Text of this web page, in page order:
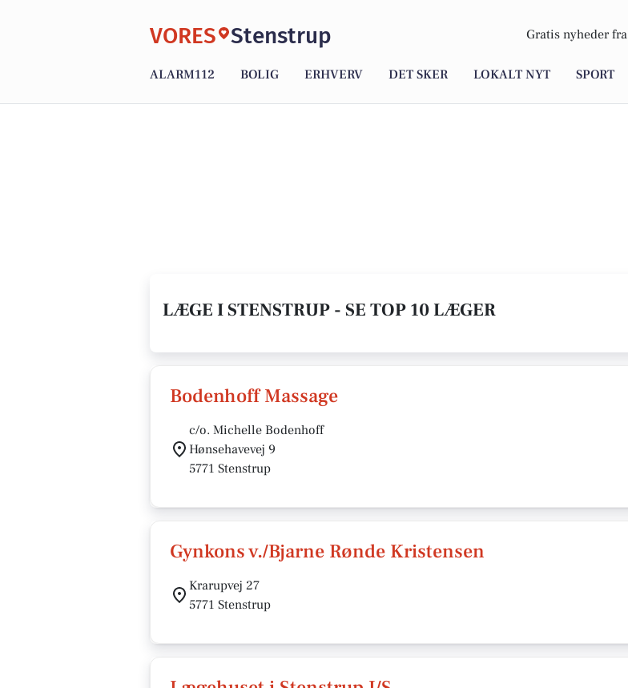
VORES Stenstrup Gratis nyheder fra
ALARM112 BOLIG ERHVERV DET SKER LOKALT NYT SPORT
LÆGE I STENSTRUP - SE TOP 10 LÆGER
Bodenhoff Massage
c/o. Michelle Bodenhoff
Hønsehavevej 9
5771 Stenstrup
Gynkons v./Bjarne Rønde Kristensen
Krarupvej 27
5771 Stenstrup